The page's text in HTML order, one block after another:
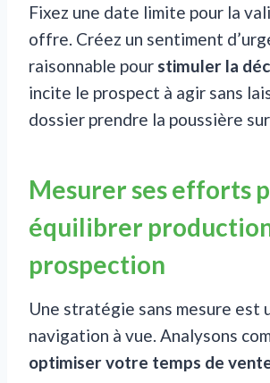
Fixez une date limite pour la
offre. Créez un sentiment
raisonnable pour stimuler la
incite le prospect à agir sans
dossier prendre la poussière
Mesurer ses efforts
équilibrer
prospection
Une stratégie sans mesure est
navigation à vue. Analysons
optimiser votre temps de